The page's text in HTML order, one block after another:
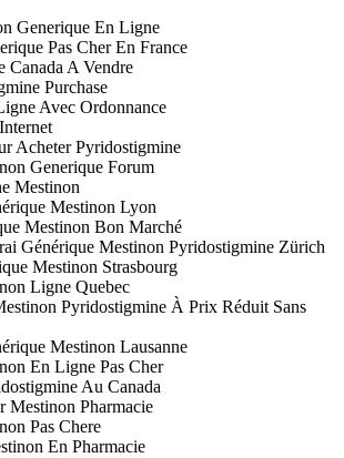
Generique En Ligne
Pas Cher En France
Canada A Vendre
Purchase
Avec Ordonnance
Acheter Pyridostigmine
Generique Forum
Mestinon
Mestinon Lyon
Mestinon Bon Marché
Générique Mestinon Pyridostigmine Zürich
Mestinon Strasbourg
Ligne Quebec
Pyridostigmine À Prix Réduit Sans
Mestinon Lausanne
En Ligne Pas Cher
Au Canada
Mestinon Pharmacie
Pas Chere
En Pharmacie